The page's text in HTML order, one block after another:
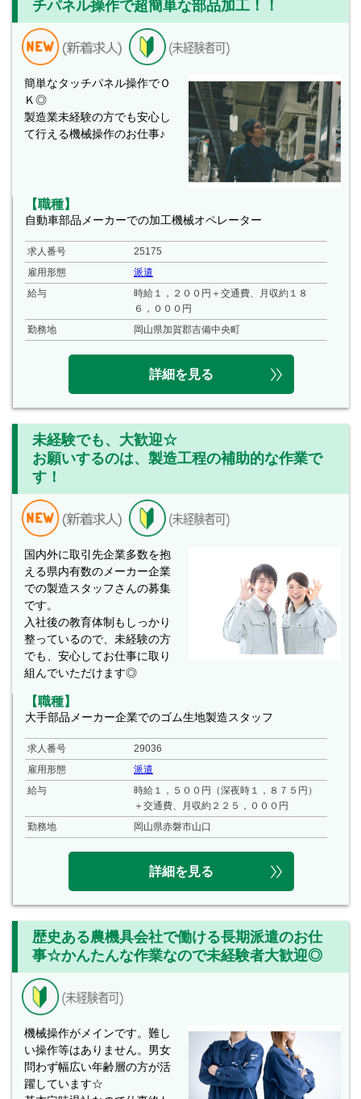
チパネル操作で超簡単な部品加工！！
簡単なタッチパネル操作でＯ
Ｋ◎
製造業未経験の方でも安心し
て行える機械操作のお仕事♪
【職種】
自動車部品メーカーでの加工機械オペレーター
求人番号
25175
雇用形態
派遣
給与
時給１，２００円＋交通費、月収約１８
６，０００円
勤務地
岡山県加賀郡吉備中央町
詳細を見る
未経験でも、大歓迎☆
お願いするのは、製造工程の補助的な作業で
す！
国内外に取引先企業多数を抱
える県内有数のメーカー企業
での製造スタッフさんの募集
です。
入社後の教育体制もしっかり
整っているので、未経験の方
でも、安心してお仕事に取り
組んでいただけます◎
【職種】
大手部品メーカー企業でのゴム生地製造スタッフ
求人番号
29036
雇用形態
派遣
給与
時給１，５００円（深夜時１，８７５円）
＋交通費、月収約２２５，０００円
勤務地
岡山県赤磐市山口
詳細を見る
歴史ある農機具会社で働ける長期派遣のお仕
事☆かんたんな作業なので未経験者大歓迎◎
機械操作がメインです。難し
い操作等はありません。男女
問わず幅広い年齢層の方が活
躍しています☆